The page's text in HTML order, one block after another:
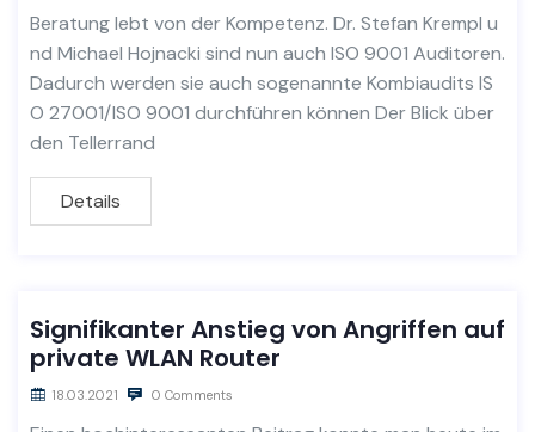
Beratung lebt von der Kompetenz. Dr. Stefan Krempl u
nd Michael Hojnacki sind nun auch ISO 9001 Auditoren.
Dadurch werden sie auch sogenannte Kombiaudits IS
O 27001/ISO 9001 durchführen können Der Blick über
den Tellerrand
Details
Signifikanter Anstieg von Angriffen auf
private WLAN Router
18.03.2021 0 Comments